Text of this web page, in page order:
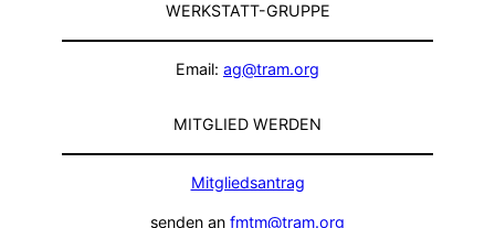
WERKSTATT-GRUPPE
Email: ag@tram.org
MITGLIED WERDEN
Mitgliedsantrag
senden an fmtm@tram.org